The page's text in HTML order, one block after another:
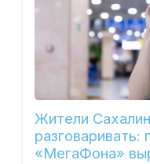
Жители
разговаривать:
«МегаФона»